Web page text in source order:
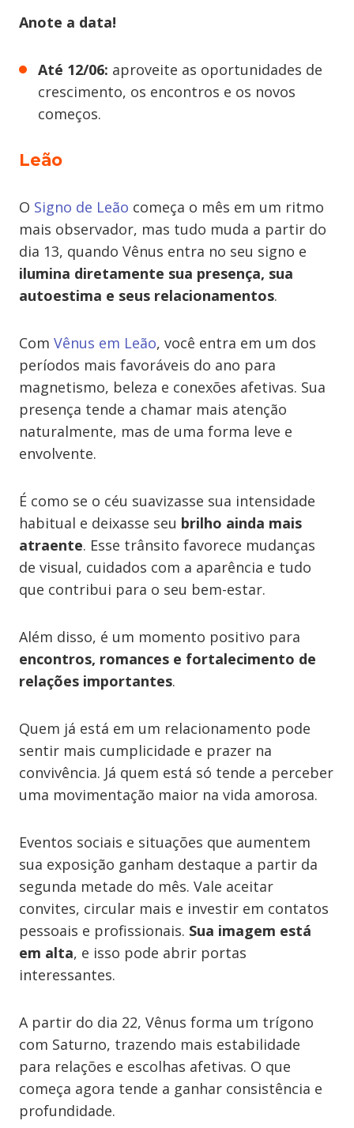
Anote a data!
Até 12/06: aproveite as oportunidades de
crescimento, os encontros e os novos
começos.
Leão
O Signo de Leão começa o mês em um ritmo
mais observador, mas tudo muda a partir do
dia 13, quando Vênus entra no seu signo e
ilumina diretamente sua presença, sua
autoestima e seus relacionamentos.
Com Vênus em Leão, você entra em um dos
períodos mais favoráveis do ano para
magnetismo, beleza e conexões afetivas. Sua
presença tende a chamar mais atenção
naturalmente, mas de uma forma leve e
envolvente.
É como se o céu suavizasse sua intensidade
habitual e deixasse seu brilho ainda mais
atraente. Esse trânsito favorece mudanças
de visual, cuidados com a aparência e tudo
que contribui para o seu bem-estar.
Além disso, é um momento positivo para
encontros, romances e fortalecimento de
relações importantes.
Quem já está em um relacionamento pode
sentir mais cumplicidade e prazer na
convivência. Já quem está só tende a perceber
uma movimentação maior na vida amorosa.
Eventos sociais e situações que aumentem
sua exposição ganham destaque a partir da
segunda metade do mês. Vale aceitar
convites, circular mais e investir em contatos
pessoais e profissionais. Sua imagem está
em alta, e isso pode abrir portas
interessantes.
A partir do dia 22, Vênus forma um trígono
com Saturno, trazendo mais estabilidade
para relações e escolhas afetivas. O que
começa agora tende a ganhar consistência e
profundidade.